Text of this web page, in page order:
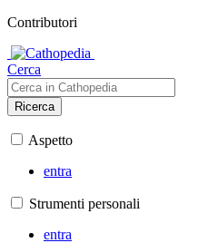
Contributori
Cerca
Ricerca
Aspetto
entra
Strumenti personali
entra